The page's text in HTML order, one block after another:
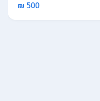
500 ₪